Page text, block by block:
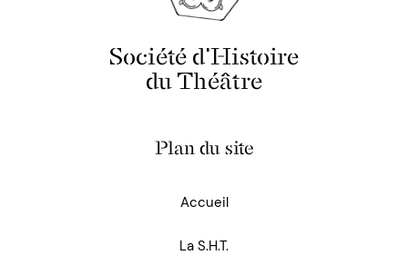
Société d'Histoire
du Théâtre
Plan du site
Accueil
La S.H.T.